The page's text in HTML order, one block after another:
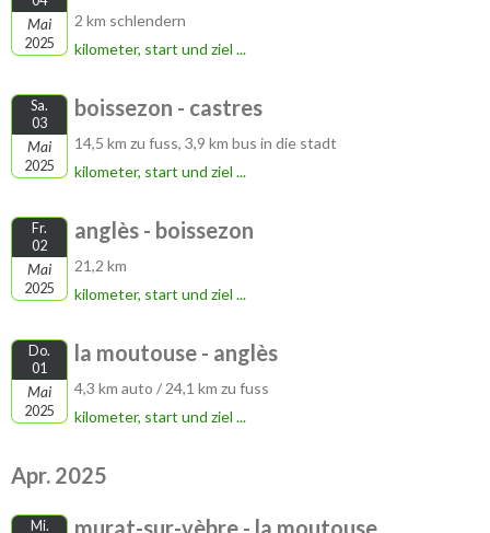
Mai
2025
2 km schlendern
kilometer, start und ziel ...
Sa.
03
Mai
2025
boissezon - castres
14,5 km zu fuss, 3,9 km bus in die stadt
kilometer, start und ziel ...
Fr.
02
Mai
2025
anglès - boissezon
21,2 km
kilometer, start und ziel ...
Do.
01
Mai
2025
la moutouse - anglès
4,3 km auto / 24,1 km zu fuss
kilometer, start und ziel ...
Apr. 2025
Mi.
murat-sur-vèbre - la moutouse